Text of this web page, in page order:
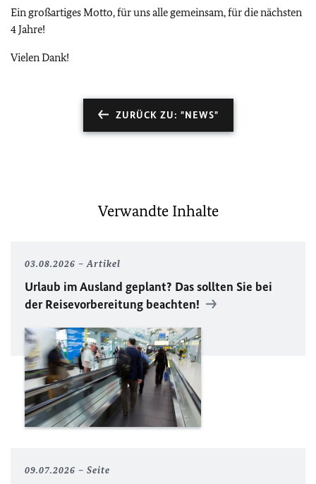
Ein großartiges Motto, für uns alle gemeinsam, für die nächsten
4 Jahre!
Vielen Dank!
ZURÜCK ZU: "NEWS"
Verwandte Inhalte
03.08.2026 Artikel
Urlaub im Ausland geplant? Das sollten Sie bei
der Reisevorbereitung beachten!
09.07.2026 Seite